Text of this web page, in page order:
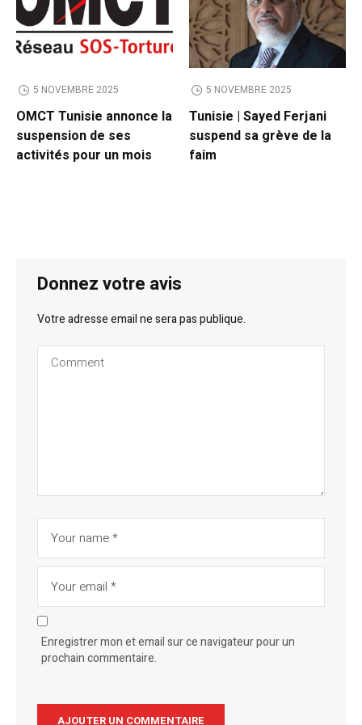
5 NOVEMBRE 2025
OMCT Tunisie annonce la
suspension de ses
activités pour un mois
5 NOVEMBRE 2025
Tunisie | Sayed Ferjani
suspend sa grève de la
faim
Donnez votre avis
Votre adresse email ne sera pas publique.
Enregistrer mon et email sur ce navigateur pour un
prochain commentaire.